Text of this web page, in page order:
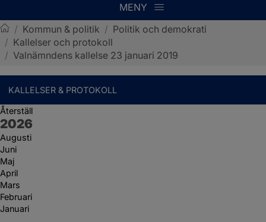
MENY
Sotenäs kommun
/ Kommun & politik / Politik och demokrati
/ Kallelser och protokoll
/ Valnämndens kallelse 23 januari 2019
KALLELSER & PROTOKOLL
Återställ
År:
2026
Augusti
Juni
Maj
April
Mars
Februari
Januari